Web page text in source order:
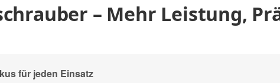
– Mehr Leistung,
für jeden Einsatz